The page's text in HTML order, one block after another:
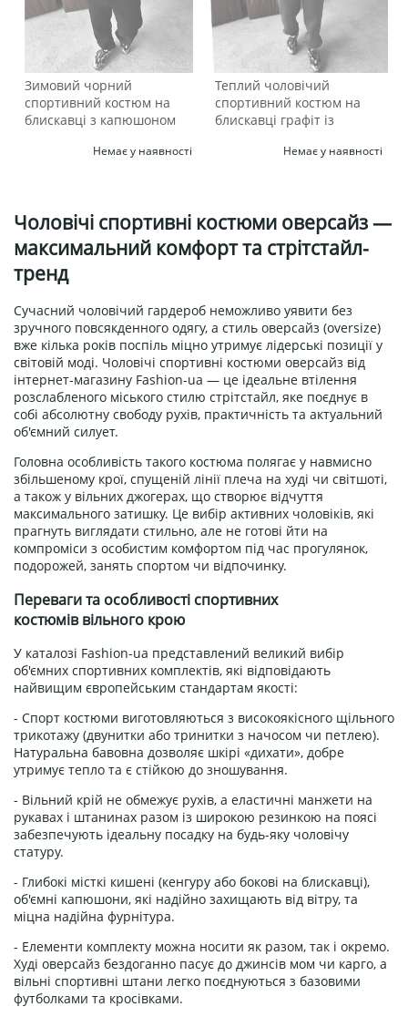
Зимовий чорний
спортивний костюм на
блискавці з капюшоном
Немає у наявності
Теплий чоловічий
спортивний костюм на
блискавці графіт із
Немає у наявності
Чоловічі спортивні костюми оверсайз —
максимальний комфорт та стрітстайл-
тренд
Сучасний чоловічий гардероб неможливо уявити без
зручного повсякденного одягу, а стиль оверсайз (oversize)
вже кілька років поспіль міцно утримує лідерські позиції у
світовій моді. Чоловічі спортивні костюми оверсайз від
інтернет-магазину Fashion-ua — це ідеальне втілення
розслабленого міського стилю стрітстайл, яке поєднує в
собі абсолютну свободу рухів, практичність та актуальний
об'ємний силует.
Головна особливість такого костюма полягає у навмисно
збільшеному крої, спущеній лінії плеча на худі чи світшоті,
а також у вільних джогерах, що створює відчуття
максимального затишку. Це вибір активних чоловіків, які
прагнуть виглядати стильно, але не готові йти на
компроміси з особистим комфортом під час прогулянок,
подорожей, занять спортом чи відпочинку.
Переваги та особливості спортивних
костюмів вільного крою
У каталозі Fashion-ua представлений великий вибір
об'ємних спортивних комплектів, які відповідають
найвищим європейським стандартам якості:
- Спорт костюми виготовляються з високоякісного щільного
трикотажу (двунитки або тринитки з начосом чи петлею).
Натуральна бавовна дозволяє шкірі «дихати», добре
утримує тепло та є стійкою до зношування.
- Вільний крій не обмежує рухів, а еластичні манжети на
рукавах і штанинах разом із широкою резинкою на поясі
забезпечують ідеальну посадку на будь-яку чоловічу
статуру.
- Глибокі місткі кишені (кенгуру або бокові на блискавці),
об'ємні капюшони, які надійно захищають від вітру, та
міцна надійна фурнітура.
- Елементи комплекту можна носити як разом, так і окремо.
Худі оверсайз бездоганно пасує до джинсів мом чи карго, а
вільні спортивні штани легко поєднуються з базовими
футболками та кросівками.